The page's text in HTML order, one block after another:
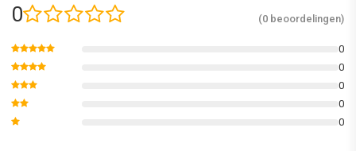
droog houdt.
0 (0 beoordelingen)
0
0
0
0
0